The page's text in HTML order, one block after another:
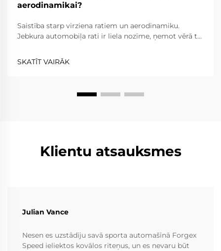
aerodinamikai?
Saistība starp virziena ratiem un aerodinamiku.
Jebkura automobiļa rati ir liela nozīme, ņemot vērā to
izņēmums; tie parasti uzlabo veiktspēju gr...
SKATĪT VAIRĀK
Klientu atsauksmes
Julian Vance
Nesen es uzstādīju savā sporta automašīnā Forgex
Speed ieliektos kovālos riteņus, un es nevaru būt